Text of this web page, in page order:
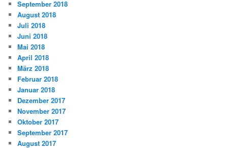
September 2018
August 2018
Juli 2018
Juni 2018
Mai 2018
April 2018
März 2018
Februar 2018
Januar 2018
Dezember 2017
November 2017
Oktober 2017
September 2017
August 2017